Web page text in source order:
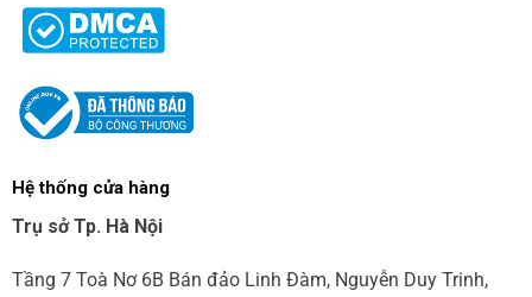
Hệ thống cửa hàng
Trụ sở Tp. Hà Nội
Tầng 7 Toà Nơ 6B Bán đảo Linh Đàm, Nguyễn Duy Trinh,